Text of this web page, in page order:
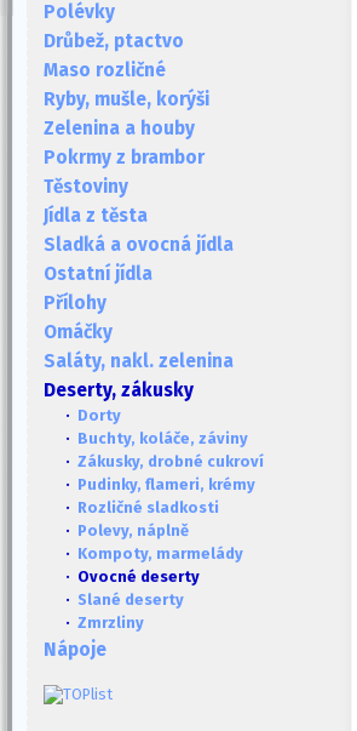
Polévky
Drůbež, ptactvo
Maso rozličné
Ryby, mušle, korýši
Zelenina a houby
Pokrmy z brambor
Těstoviny
Jídla z těsta
Sladká a ovocná jídla
Ostatní jídla
Přílohy
Omáčky
Saláty, nakl. zelenina
Deserty, zákusky
· Dorty
· Buchty, koláče, záviny
· Zákusky, drobné cukroví
· Pudinky, flameri, krémy
· Rozličné sladkosti
· Polevy, náplně
· Kompoty, marmelády
· Ovocné deserty
· Slané deserty
· Zmrzliny
Nápoje